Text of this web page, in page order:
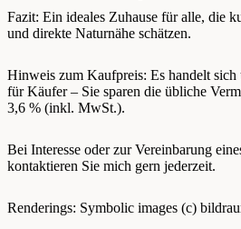
Fazit: Ein ideales Zuhause für alle, die
und direkte Naturnähe schätzen.
Hinweis zum Kaufpreis: Es handelt
für Käufer – Sie sparen die übliche
3,6 % (inkl. MwSt.).
Bei Interesse oder zur Vereinbarung
kontaktieren Sie mich gern jederzeit.
Renderings: Symbolic images (c)